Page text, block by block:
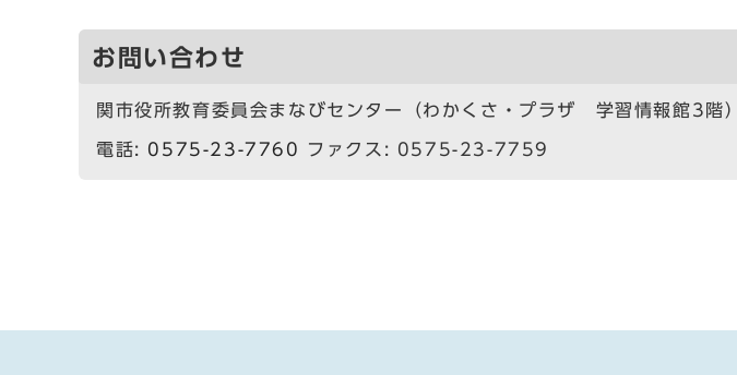
お問い合わせ
関市役所教育委員会まなびセンター（わかくさ・プラザ 学習情報館3階）
電話: 0575-23-7760 ファクス: 0575-23-7759